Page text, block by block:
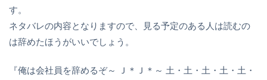
す。
ネタバレの内容となりますので、見る予定のある人は読むの
は辞めたほうがいいでしょう。
『俺は会社員を辞めるぞ～ Ｊ＊Ｊ＊～ 土・土・土・土・土・